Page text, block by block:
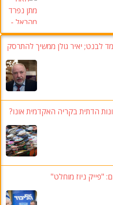
לבנט; יאיר גולן ממשיך להתרסק
הדתית בקריה האקדמית אונו?
"פייק ניוז מוחלט"